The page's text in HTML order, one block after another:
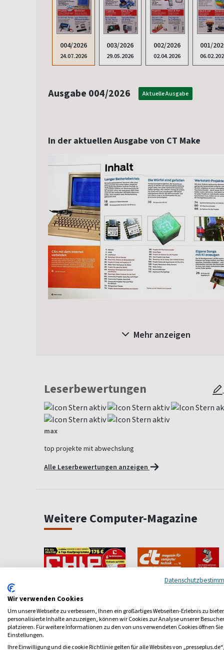
004/2026
24.07.2026
003/2026
29.05.2026
002/2026
02.04.2026
001/
Ausgabe 004/2026 Aktuelle Ausgabe
In der aktuellen Ausgabe von CT Make
Mehr anzeigen
Leserbewertungen
max
top projekte mit abwechslung
Alle Leserbewertungen anzeigen
Weitere Computer-Magazine
Wir verwenden Cookies
Um unsere Webseite zu verbessern, Ihnen ein großartiges Webseiten-Erlebnis zu
personalisierte Inhalte anzuzeigen, können wir Cookies zur Analyse unserer
platzieren. Für weitere Informationen zu den von uns verwendeten Cookies öffnen
Einstellungen.
Ihre Einwilligung und die cookie Richtlinie gelten für alle Websites von „presseplus.de“,